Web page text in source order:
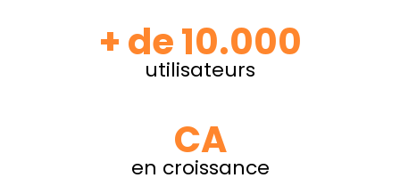
+ de 10.000
utilisateurs
CA
en croissance